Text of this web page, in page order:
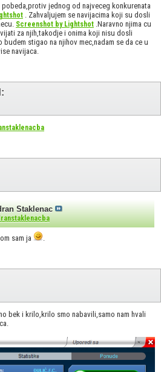
pobeda,protiv jednog od najveceg konkurenata
. Zahvaljujem se navijacima koji su dosli
Screenshot by Lightshot .Naravno njima cu
za njih,takodje i onima koji nisu dosli
stigao na njihov mec,nadam se da ce u
navijaca.
Staklenac
sam ja .
bek i krilo,krilo smo nabavili,samo nam hvali